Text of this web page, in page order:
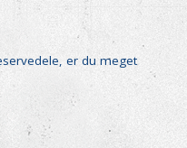
er du meget